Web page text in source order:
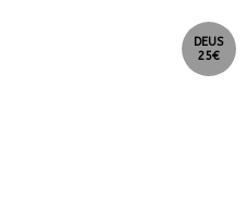
DEUS
25€